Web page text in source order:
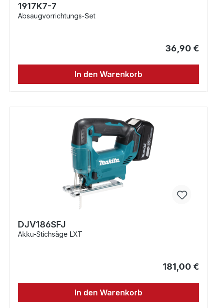
1917K7-7
Absaugvorrichtungs-Set
36,90 €
In den Warenkorb
DJV186SFJ
Akku-Stichsäge LXT
181,00 €
In den Warenkorb